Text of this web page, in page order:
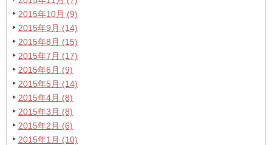
2015年10月 (9)
2015年9月 (14)
2015年8月 (15)
2015年7月 (17)
2015年6月 (9)
2015年5月 (14)
2015年4月 (8)
2015年3月 (8)
2015年2月 (6)
2015年1月 (10)